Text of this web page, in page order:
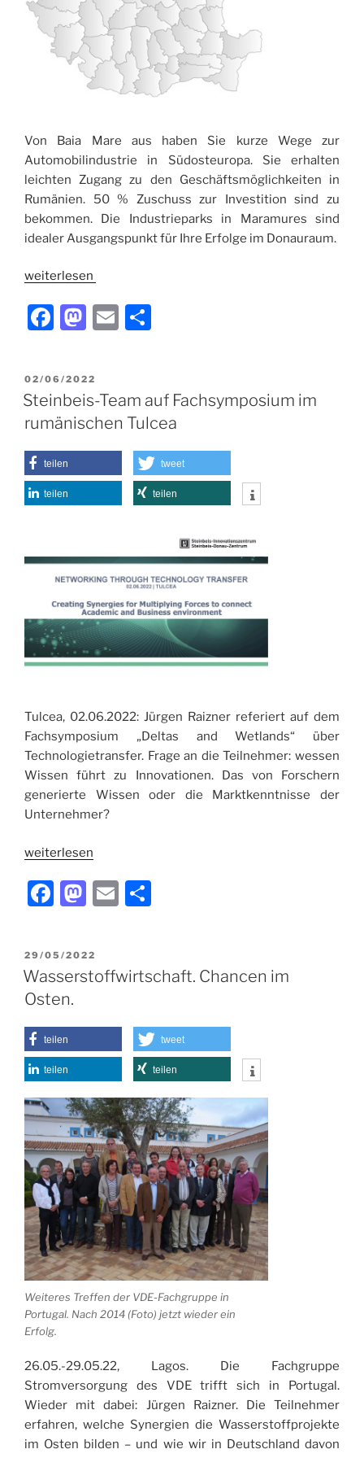
Von Baia Mare aus haben Sie kurze Wege zur
Automobilindustrie in Südosteuropa. Sie erhalten
leichten Zugang zu den Geschäftsmöglichkeiten in
Rumänien. 50 % Zuschuss zur Investition sind zu
bekommen. Die Industrieparks in Maramures sind
idealer Ausgangspunkt für Ihre Erfolge im Donauraum.
weiterlesen
F
c
e
b
o
o
k
M
st
o
d
o
n
E
l
n
VERÖFFENTLICHT
AM
02/06/2022
Steinbeis-Team auf Fachsymposium im
rumänischen Tulcea
teilen tweet
teilen teilen
Tulcea, 02.06.2022: Jürgen Raizner referiert auf dem
Fachsymposium „Deltas and Wetlands“ über
Technologietransfer. Frage an die Teilnehmer: wessen
Wissen führt zu Innovationen. Das von Forschern
generierte Wissen oder die Marktkenntnisse der
Unternehmer?
weiterlesen
F
c
e
b
o
o
k
M
st
o
o
n
E
l
n
VERÖFFENTLICHT
AM
29/05/2022
Wasserstoffwirtschaft. Chancen im
Osten.
teilen tweet
teilen teilen
Weiteres Treffen der VDE-Fachgruppe in
Portugal. Nach 2014 (Foto) jetzt wieder ein
Erfolg.
26.05.-29.05.22, Lagos. Die Fachgruppe
Stromversorgung des VDE trifft sich in Portugal.
Wieder mit dabei: Jürgen Raizner. Die Teilnehmer
erfahren, welche Synergien die Wasserstoffprojekte
im Osten bilden – und wie wir in Deutschland davon